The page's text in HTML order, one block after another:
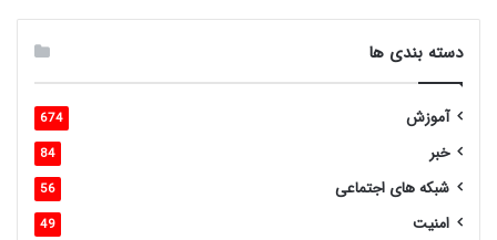
دسته بندی ها
آموزش 674
خبر 84
شبکه های اجتماعی 56
امنیت 49